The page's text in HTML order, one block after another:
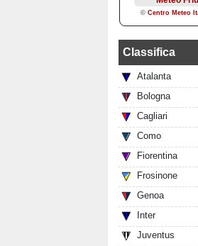
Classifica
Atalanta
Bologna
Cagliari
Como
Fiorentina
Frosinone
Genoa
Inter
Juventus